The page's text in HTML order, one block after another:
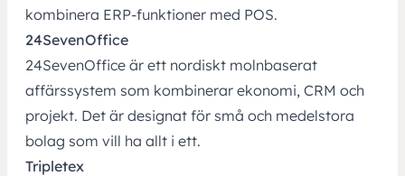
kombinera ERP‑funktioner med POS.
24SevenOffice
24SevenOffice är ett nordiskt molnbaserat
affärssystem som kombinerar ekonomi, CRM och
projekt. Det är designat för små och medelstora
bolag som vill ha allt i ett.
Tripletex